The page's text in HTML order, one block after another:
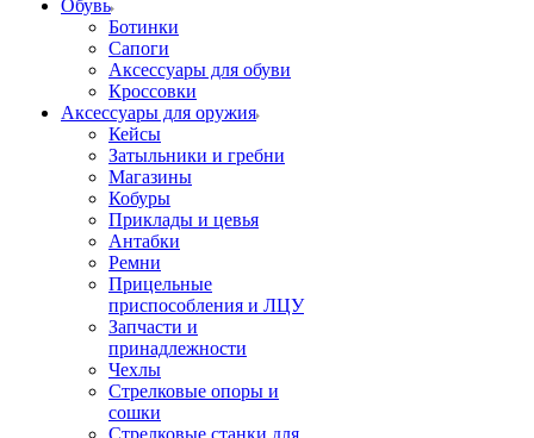
Обувь
Ботинки
Сапоги
Аксессуары для обуви
Кроссовки
Аксессуары для оружия
Кейсы
Затыльники и гребни
Магазины
Кобуры
Приклады и цевья
Антабки
Ремни
Прицельные
приспособления и ЛЦУ
Запчасти и
принадлежности
Чехлы
Стрелковые опоры и
сошки
Стрелковые станки для